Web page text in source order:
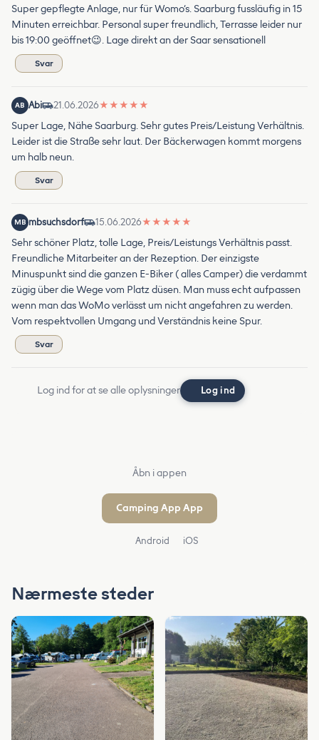
Super gepflegte Anlage, nur für Womo‘s. Saarburg fussläufig in 15
Minuten erreichbar. Personal super freundlich, Terrasse leider nur
bis 19:00 geöffnet😉. Lage direkt an der Saar sensationell
Svar
AB Abi 21.06.2026★ ★ ★ ★ ★
Super Lage, Nähe Saarburg. Sehr gutes Preis/Leistung Verhältnis.
Leider ist die Straße sehr laut. Der Bäckerwagen kommt morgens
um halb neun.
Svar
MB mbsuchsdorf 15.06.2026★ ★ ★ ★ ★
Sehr schöner Platz, tolle Lage, Preis/Leistungs Verhältnis passt.
Freundliche Mitarbeiter an der Rezeption. Der einzigste
Minuspunkt sind die ganzen E-Biker ( alles Camper) die verdammt
zügig über die Wege vom Platz düsen. Man muss echt aufpassen
wenn man das WoMo verlässt um nicht angefahren zu werden.
Vom respektvollen Umgang und Verständnis keine Spur.
Svar
Log ind for at se alle oplysninger Log ind
Åbn i appen
Camping App App
Android iOS
Nærmeste steder